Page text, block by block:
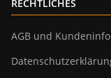
RECHTLICHES
AGB und